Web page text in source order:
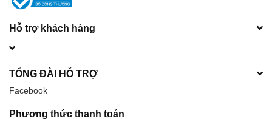
Hỗ trợ khách hàng
TỔNG ĐÀI HỖ TRỢ
Facebook
Phương thức thanh toán